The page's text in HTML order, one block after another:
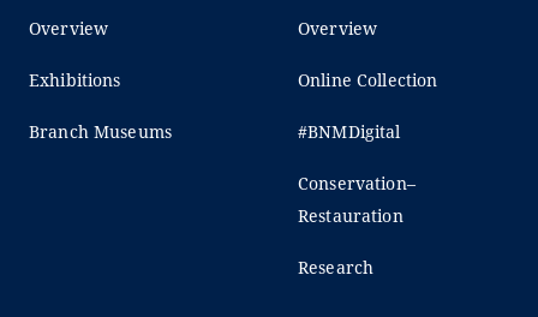
Overview
Exhibitions
Branch Museums
Overview
Online Collection
#BNMDigital
Conservation–
Restauration
Research